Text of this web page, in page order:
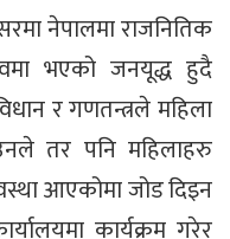
नेपालमा राजनितिक
भएको जनयूद्ध हुदै
र गणतन्त्रले महिला
तर पनि महिलाहरु
आएकोमा जोड दिइन